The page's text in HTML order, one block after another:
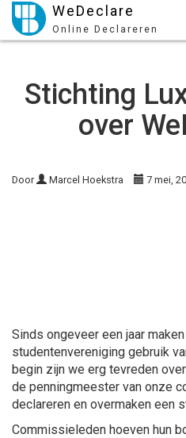
WeDeclare
Online Declareren
Stichting
over
Door Marcel Hoekstra 7 mei,
Sinds ongeveer een jaar
studentenvereniging gebruik
begin zijn we erg tevreden
de penningmeester van onze
declareren en overmaken een
Commissieleden hoeven hun